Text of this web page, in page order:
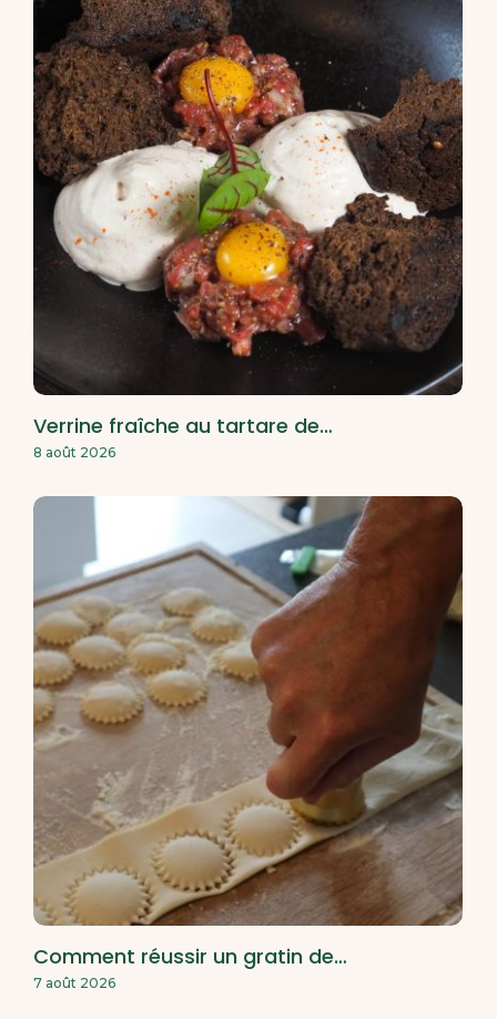
Verrine fraîche au tartare de…
8 août 2026
Comment réussir un gratin de…
7 août 2026